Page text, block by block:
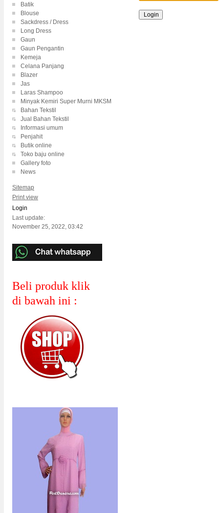
Batik
Blouse
Sackdress / Dress
Long Dress
Gaun
Gaun Pengantin
Kemeja
Celana Panjang
Blazer
Jas
Laras Shampoo
Minyak Kemiri Super Murni MKSM
Bahan Tekstil
Jual Bahan Tekstil
Informasi umum
Penjahit
Butik online
Toko baju online
Gallery foto
News
Sitemap
Print view
Login
Last update:
November 25, 2022, 03:42
Beli produk klik
di bawah ini :